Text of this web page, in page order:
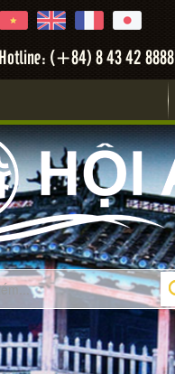
Hotline: (+84) 8 43 42 8888